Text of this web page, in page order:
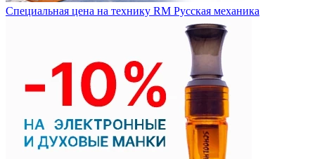
Специальная цена на технику RM Русская механика